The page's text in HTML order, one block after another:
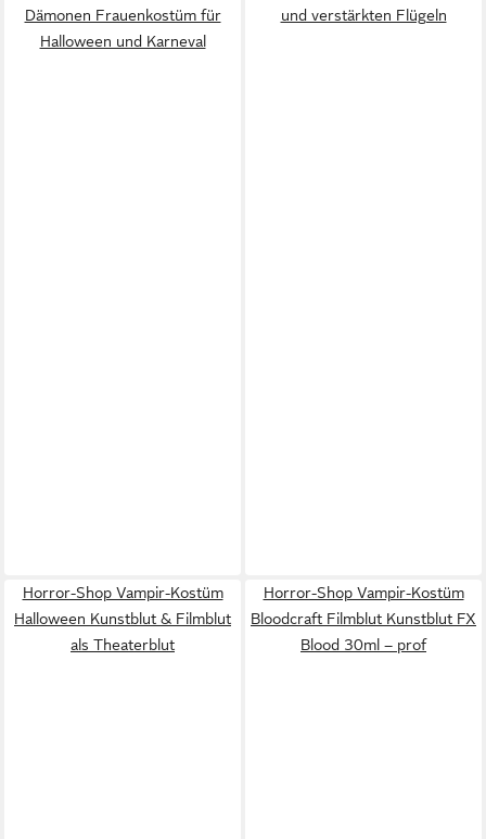
Dämonen Frauenkostüm für
Halloween und Karneval
und verstärkten Flügeln
Horror-Shop Vampir-Kostüm
Halloween Kunstblut & Filmblut
als Theaterblut
Horror-Shop Vampir-Kostüm
Bloodcraft Filmblut Kunstblut FX
Blood 30ml – prof